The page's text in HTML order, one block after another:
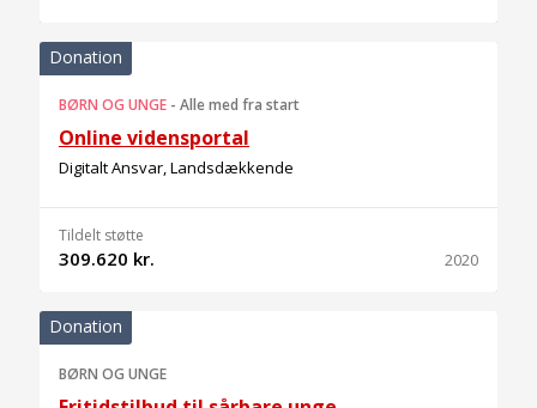
Donation
BØRN OG UNGE - Alle med fra start
Online vidensportal
Digitalt Ansvar, Landsdækkende
Tildelt støtte
309.620 kr. 2020
Donation
BØRN OG UNGE